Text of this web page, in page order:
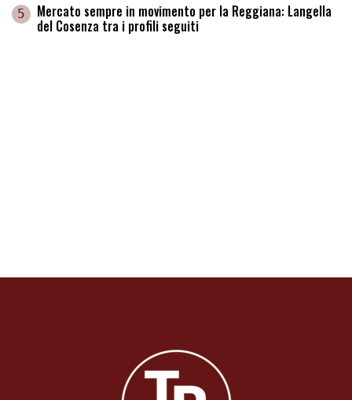
5 Mercato sempre in movimento per la Reggiana: Langella
del Cosenza tra i profili seguiti